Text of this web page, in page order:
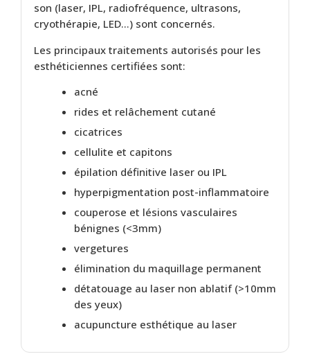
son (laser, IPL, radiofréquence, ultrasons,
cryothérapie, LED…) sont concernés.
Les principaux traitements autorisés pour les
esthéticiennes certifiées sont:
acné
rides et relâchement cutané
cicatrices
cellulite et capitons
épilation définitive laser ou IPL
hyperpigmentation post-inflammatoire
couperose et lésions vasculaires
bénignes (<3mm)
vergetures
élimination du maquillage permanent
détatouage au laser non ablatif (>10mm
des yeux)
acupuncture esthétique au laser